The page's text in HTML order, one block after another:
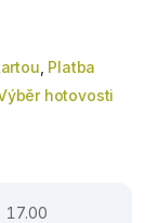
Platba
hotovosti
17.00